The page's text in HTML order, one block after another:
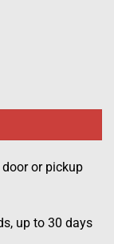
woodland
or pickup
up to 30 days